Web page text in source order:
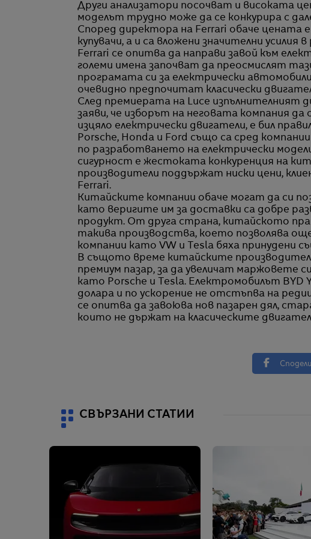
Други анализатори посочват и високата
моделът трудно може да се конкурира с
Според директора на Ferrari обаче цената
купувачи, а и са вложени значителни
Ferrari се опитва да направи завой към
големи имена започват да преосмислят
програмата си за електрически
очевидно предпочитат класически
След премиерата на Luce изпълнителният
заяви, че изборът на неговата компания да
изцяло електрически двигатели, е бил
Porsche, Honda и Ford също са сред
по разработването на електрически
сигурност е жестоката конкуренция на
производители поддържат ниски цени,
Ferrari.
Китайските компании обаче могат да си
като веригите им за доставки са добре
продукт. От друга страна, китайското
такива производства, което позволява
компании като VW и Tesla бяха принудени
В същото време китайските
премиум пазар, за да увеличат маржовете
като Porsche и Tesla. Електромобилът BYD
долара и по ускорение не отстъпва на
се опитва да завоюва нов пазарен дял,
които не държат на класическите
Сподели
СВЪРЗАНИ СТАТИИ